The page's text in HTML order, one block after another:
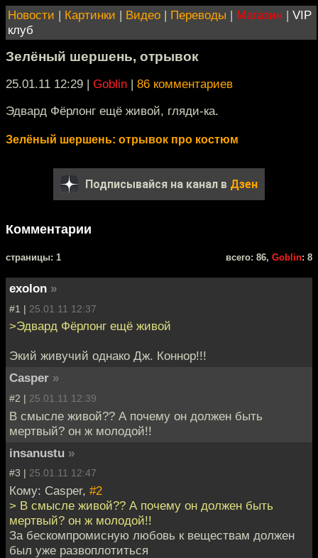
Новости | Картинки | Видео | Переводы | Магазин | VIP
клуб
Зелёный шершень, отрывок
25.01.11 12:29 | Goblin | 86 комментариев
Эдвард Фёрлонг ещё живой, гляди-ка.
Зелёный шершень: отрывок про костюм
Подписывайся на канал в Дзен
Комментарии
cтраницы: 1 всего: 86, Goblin: 8
exolon »
#1 | 25.01.11 12:37
>Эдвард Фёрлонг ещё живой
Экий живучий однако Дж. Коннор!!!
Casper »
#2 | 25.01.11 12:39
В смысле живой?? А почему он должен быть
мертвый? он ж молодой!!
insanustu »
#3 | 25.01.11 12:47
Кому: Casper, #2
> В смысле живой?? А почему он должен быть
мертвый? он ж молодой!!
За бескомпромисную любовь к веществам должен
был уже развоплотиться